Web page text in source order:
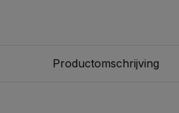
Productomschrijving